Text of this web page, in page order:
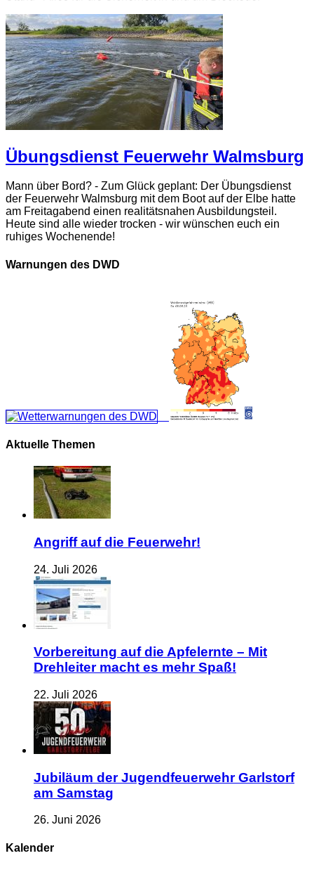
Übungsdienst Feuerwehr Walmsburg
Mann über Bord? - Zum Glück geplant: Der Übungsdienst
der Feuerwehr Walmsburg mit dem Boot auf der Elbe hatte
am Freitagabend einen realitätsnahen Ausbildungsteil.
Heute sind alle wieder trocken - wir wünschen euch ein
ruhiges Wochenende!
Warnungen des DWD
Aktuelle Themen
Angriff auf die Feuerwehr!
24. Juli 2026
Vorbereitung auf die Apfelernte – Mit
Drehleiter macht es mehr Spaß!
22. Juli 2026
Jubiläum der Jugendfeuerwehr Garlstorf
am Samstag
26. Juni 2026
Kalender